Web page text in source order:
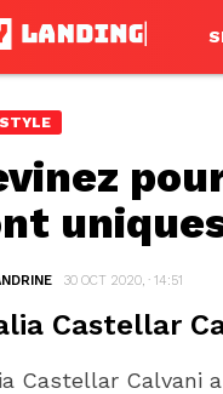
30 OCT 2020, · 14:51
Castellar
Castellar Calvani